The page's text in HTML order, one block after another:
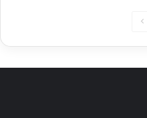
الصفحة